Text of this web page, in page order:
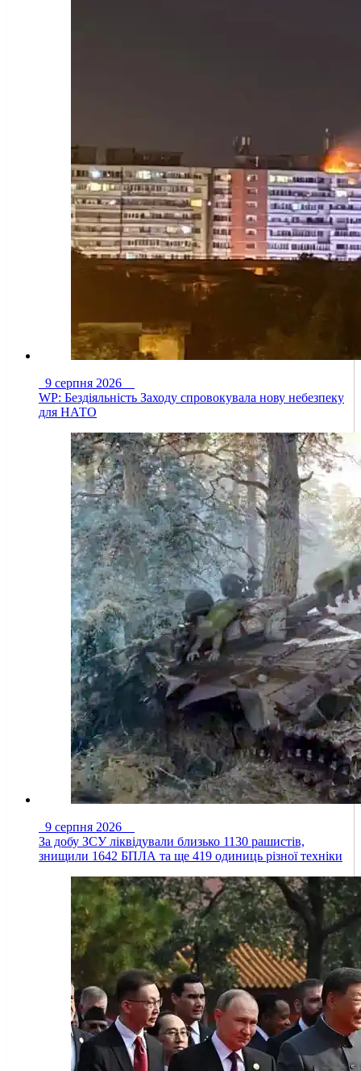
9 серпня 2026
WP: Бездіяльність Заходу спровокувала нову небезпеку
для НАТО
9 серпня 2026
За добу ЗСУ ліквідували близько 1130 рашистів,
знищили 1642 БПЛА та ще 419 одиниць різної техніки